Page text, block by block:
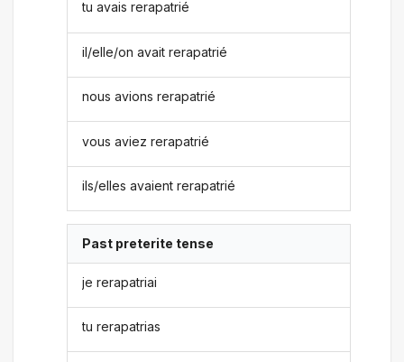
tu avais rerapatrié
il/elle/on avait rerapatrié
nous avions rerapatrié
vous aviez rerapatrié
ils/elles avaient rerapatrié
Past preterite tense
je rerapatriai
tu rerapatrias